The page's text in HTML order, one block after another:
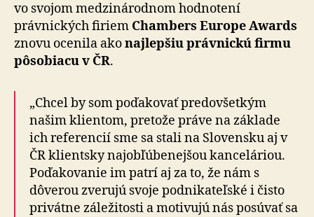
vo svojom medzinárodnom hodnotení
právnických firiem Chambers Europe Awards
znovu ocenila akonajlepšiu právnickú firmu
pôsobiacu v ČR.
„Chcel by som poďakovať predovšetkým
našim klientom, pretože práve na základe
ich referencií sme sa stali na Slovensku aj v
ČR klientsky najobľúbenejšou kanceláriou.
Poďakovanie im patrí aj za to, že nám s
dôverou zverujú svoje podnikateľské i čisto
privátne záležitosti a motivujú nás posúvať sa